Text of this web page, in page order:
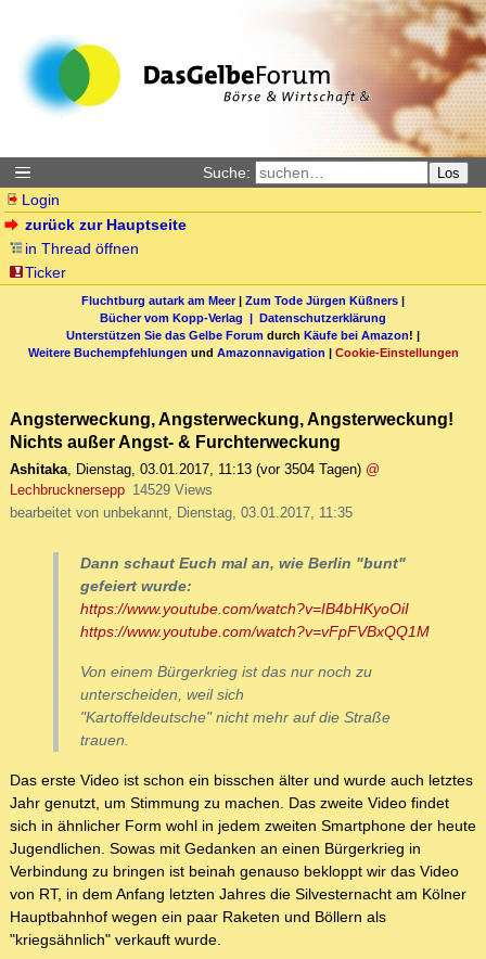
Suche: Los
Login
zurück zur Hauptseite
in Thread öffnen
Ticker
Fluchtburg autark am Meer| Zum Tode Jürgen Küßners |
Bücher vom Kopp-Verlag | Datenschutzerklärung
Unterstützen Sie das Gelbe Forum durch Käufe bei Amazon! |
Weitere Buchempfehlungen und Amazonnavigation | Cookie-Einstellungen
Angsterweckung, Angsterweckung, Angsterweckung!
Nichts außer Angst- & Furchterweckung
Ashitaka, Dienstag, 03.01.2017, 11:13 (vor 3504 Tagen) @
Lechbrucknersepp 14529 Views
bearbeitet von unbekannt, Dienstag, 03.01.2017, 11:35
Dann schaut Euch mal an, wie Berlin "bunt"
gefeiert wurde:
https://www.youtube.com/watch?v=IB4bHKyoOiI
https://www.youtube.com/watch?v=vFpFVBxQQ1M
Von einem Bürgerkrieg ist das nur noch zu
unterscheiden, weil sich
"Kartoffeldeutsche" nicht mehr auf die Straße
trauen.
Das erste Video ist schon ein bisschen älter und wurde auch letztes
Jahr genutzt, um Stimmung zu machen. Das zweite Video findet
sich in ähnlicher Form wohl in jedem zweiten Smartphone der heute
Jugendlichen. Sowas mit Gedanken an einen Bürgerkrieg in
Verbindung zu bringen ist beinah genauso bekloppt wir das Video
von RT, in dem Anfang letzten Jahres die Silvesternacht am Kölner
Hauptbahnhof wegen ein paar Raketen und Böllern als
"kriegsähnlich" verkauft wurde.